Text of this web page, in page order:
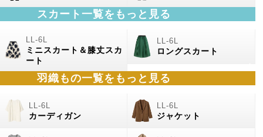
スカート一覧をもっと見る
ミニスカート＆膝丈スカ
ート
ロングスカート
羽織もの一覧をもっと見る
カーディガン ジャケット